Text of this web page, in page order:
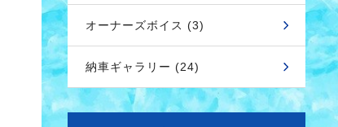
オーナーズボイス (3)
納車ギャラリー (24)